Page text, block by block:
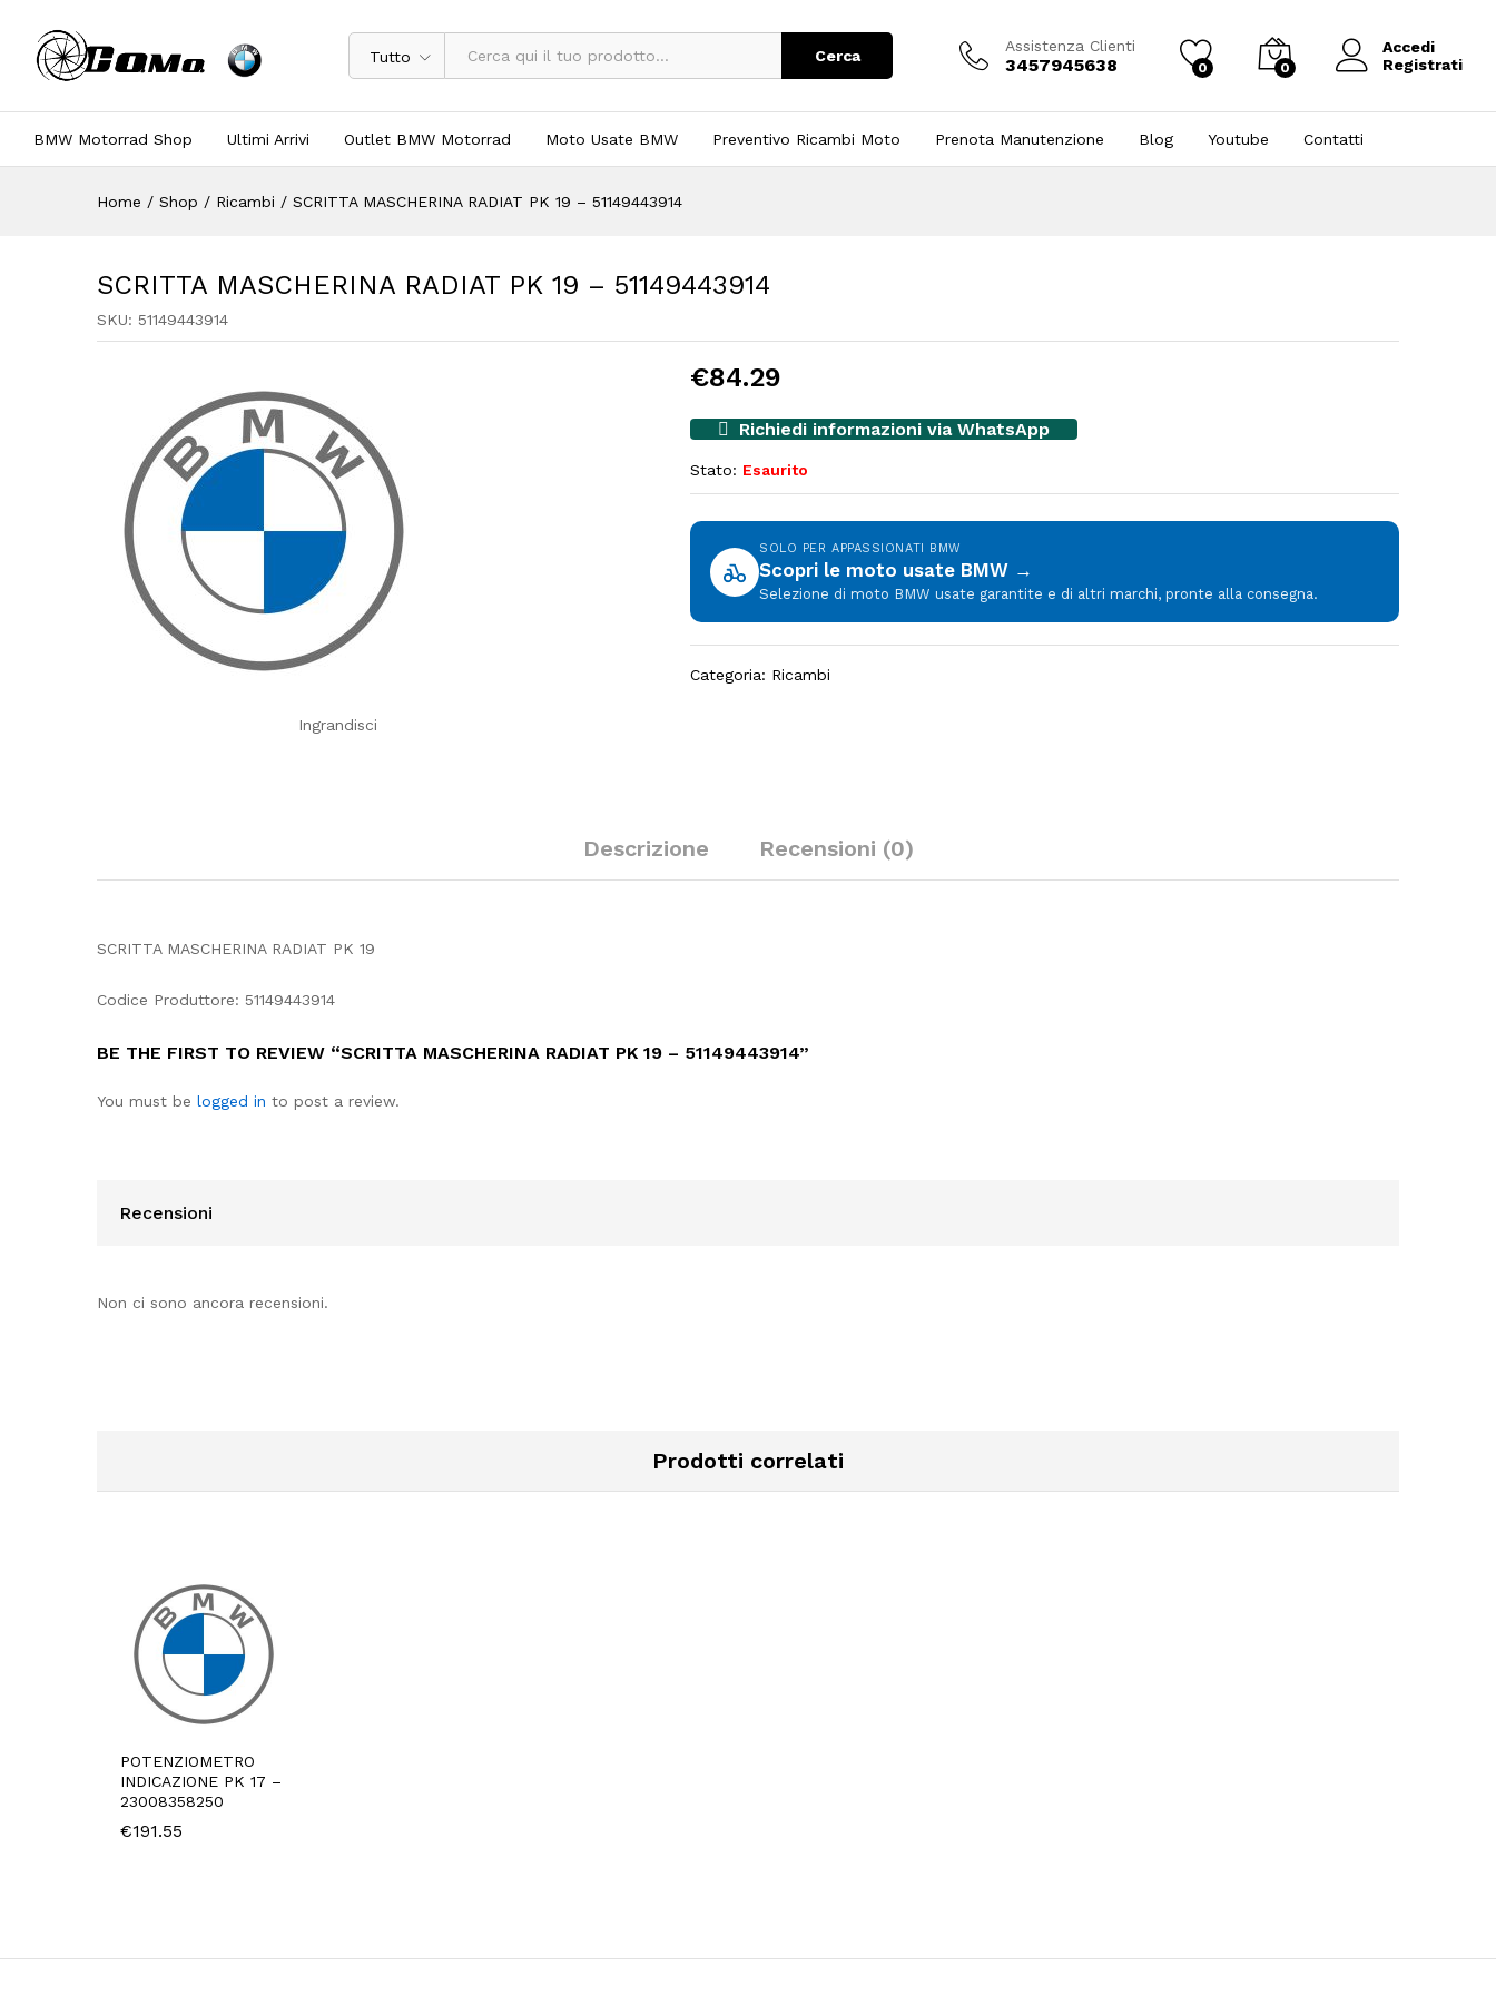
Tutto Cerca
Assistenza Clienti
3457945638 0 0
Accedi
Registrati
BMW Motorrad Shop Ultimi Arrivi Outlet BMW Motorrad Moto Usate BMW Preventivo Ricambi Moto Prenota Manutenzione Blog Youtube Contatti
Home / Shop / Ricambi / SCRITTA MASCHERINA RADIAT PK 19 – 51149443914
SCRITTA MASCHERINA RADIAT PK 19 – 51149443914
SKU: 51149443914
Ingrandisci
€84.29
Richiedi informazioni via WhatsApp
Stato: Esaurito
SOLO PER APPASSIONATI BMW
Scopri le moto usate BMW →
Selezione di moto BMW usate garantite e di altri marchi, pronte alla consegna.
Categoria: Ricambi
Descrizione Recensioni (0)
SCRITTA MASCHERINA RADIAT PK 19
Codice Produttore: 51149443914
BE THE FIRST TO REVIEW “SCRITTA MASCHERINA RADIAT PK 19 – 51149443914”
You must be logged in to post a review.
Recensioni
Non ci sono ancora recensioni.
Prodotti correlati
POTENZIOMETRO
INDICAZIONE PK 17 –
23008358250
€191.55